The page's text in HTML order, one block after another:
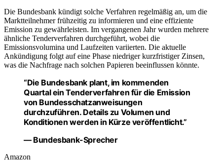
Die Bundesbank kündigt solche Verfahren regelmäßig an, um die
Marktteilnehmer frühzeitig zu informieren und eine effiziente
Emission zu gewährleisten. Im vergangenen Jahr wurden mehrere
ähnliche Tenderverfahren durchgeführt, wobei die
Emissionsvolumina und Laufzeiten variierten. Die aktuelle
Ankündigung folgt auf eine Phase niedriger kurzfristiger Zinsen,
was die Nachfrage nach solchen Papieren beeinflussen könnte.
“Die Bundesbank plant, im kommenden
Quartal ein Tenderverfahren für die Emission
von Bundesschatzanweisungen
durchzuführen. Details zu Volumen und
Konditionen werden in Kürze veröffentlicht.”
— Bundesbank-Sprecher
Amazon